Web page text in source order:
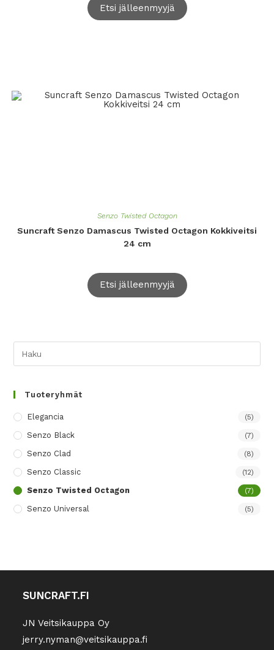
Etsi jälleenmyyjä
Senzo Twisted Octagon
Suncraft Senzo Damascus Twisted Octagon Kokkiveitsi
24 cm
Etsi jälleenmyyjä
Tuoteryhmät
Elegancia (5)
Senzo Black (7)
Senzo Clad (8)
Senzo Classic (12)
Senzo Twisted Octagon (7)
Senzo Universal (5)
SUNCRAFT.FI
JN Veitsikauppa Oy
jerry.nyman@veitsikauppa.fi